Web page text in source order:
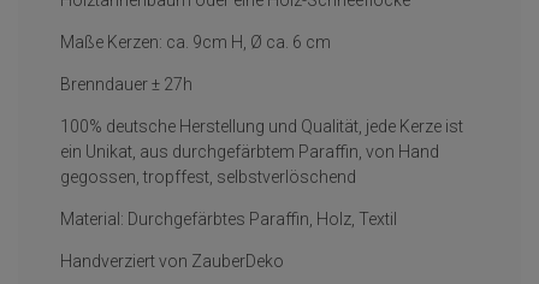
Maße Kerzen: ca. 9cm H, Ø ca. 6 cm
Brenndauer ± 27h
100% deutsche Herstellung und Qualität, jede Kerze ist
ein Unikat, aus durchgefärbtem Paraffin, von Hand
gegossen, tropffest, selbstverlöschend
Material: Durchgefärbtes Paraffin, Holz, Textil
Handverziert von ZauberDeko